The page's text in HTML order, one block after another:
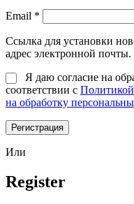
Email *
Ссылка для установки
адрес электронной почты.
Я даю согласие на
соответствии с
на обработку
Регистрация
Или
Register